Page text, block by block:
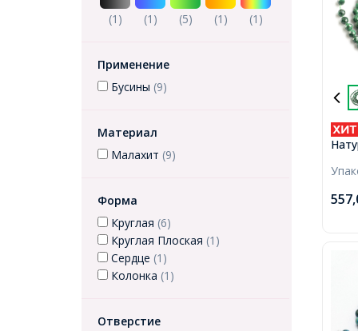
(1) (1) (5) (1) (1)
Применение
Бусины (9)
Материал
Малахит (9)
Форма
Круглая (6)
Круглая Плоская (1)
Сердце (1)
Колонка (1)
Отверстие